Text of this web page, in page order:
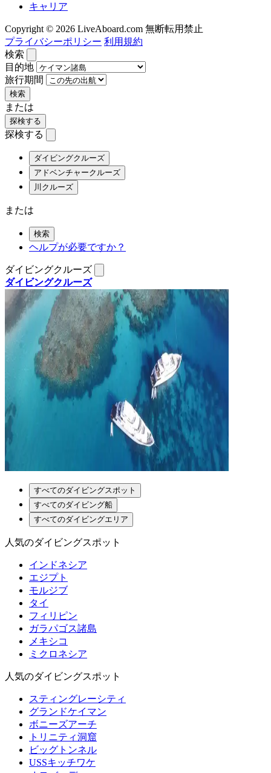
キャリア
Copyright © 2026 LiveAboard.com 無断転用禁止
プライバシーポリシー 利用規約
検索
目的地
旅行期間
検索
または
探検する
探検する
ダイビングクルーズ
アドベンチャークルーズ
川クルーズ
または
検索
ヘルプが必要ですか？
ダイビングクルーズ
ダイビングクルーズ
すべてのダイビングスポット
すべてのダイビング船
すべてのダイビングエリア
人気のダイビングスポット
インドネシア
エジプト
モルジブ
タイ
フィリピン
ガラパゴス諸島
メキシコ
ミクロネシア
人気のダイビングスポット
スティングレーシティ
グランドケイマン
ボニーズアーチ
トリニティ洞窟
ビッグトンネル
USSキッチワケ